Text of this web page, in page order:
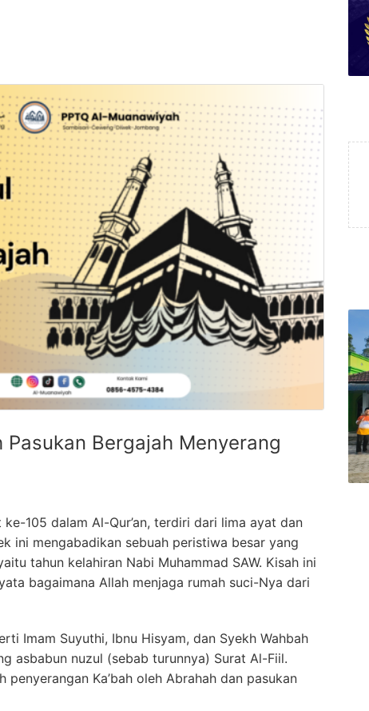
Bergajah Menyerang
105 dalam Al-Qur’an, terdiri dari lima ayat dan
ini mengabadikan sebuah peristiwa besar yang
tahun kelahiran Nabi Muhammad SAW. Kisah ini
bagaimana Allah menjaga rumah suci-Nya dari
Imam Suyuthi, Ibnu Hisyam, dan Syekh Wahbah
asbabun nuzul (sebab turunnya) Surat Al-Fiil.
Ka’bah oleh Abrahah dan pasukan